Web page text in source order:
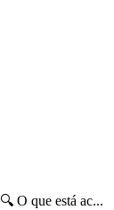
O que está ac...